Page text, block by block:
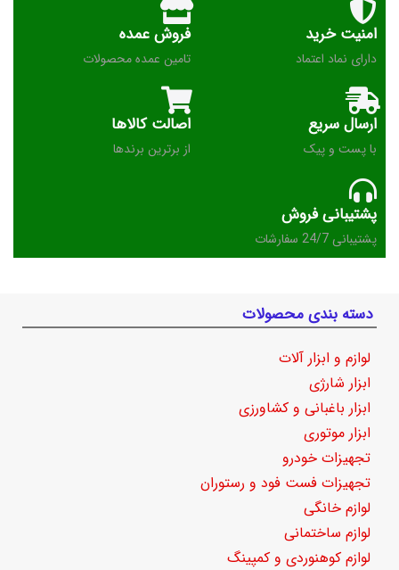
امنیت خرید
دارای نماد اعتماد
فروش عمده
تامین عمده محصولات
ارسال سریع
با پست و پیک
اصالت کالاها
از برترین برندها
پشتیبانی فروش
پشتیبانی 24/7 سفارشات
دسته بندی محصولات
لوازم و ابزار آلات
ابزار شارژی
ابزار باغبانی و کشاورزی
ابزار موتوری
تجهیزات خودرو
تجهیزات فست فود و رستوران
لوازم خانگی
لوازم ساختمانی
لوازم کوهنوردی و کمپینگ